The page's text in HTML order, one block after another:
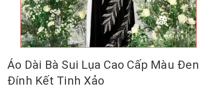
Áo Dài Bà Sui Lụa Cao Cấp Màu Đen
Đính Kết Tinh Xảo